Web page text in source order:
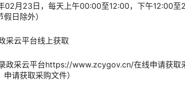
月23日，每天上午00:00至12:00，下午12:00至
日除外）
采云平台线上获取
采云平台https://www.zcygov.cn/在线申请获取
请获取采购文件）